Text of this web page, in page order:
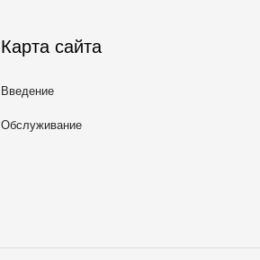
Карта сайта
Введение
Обслуживание